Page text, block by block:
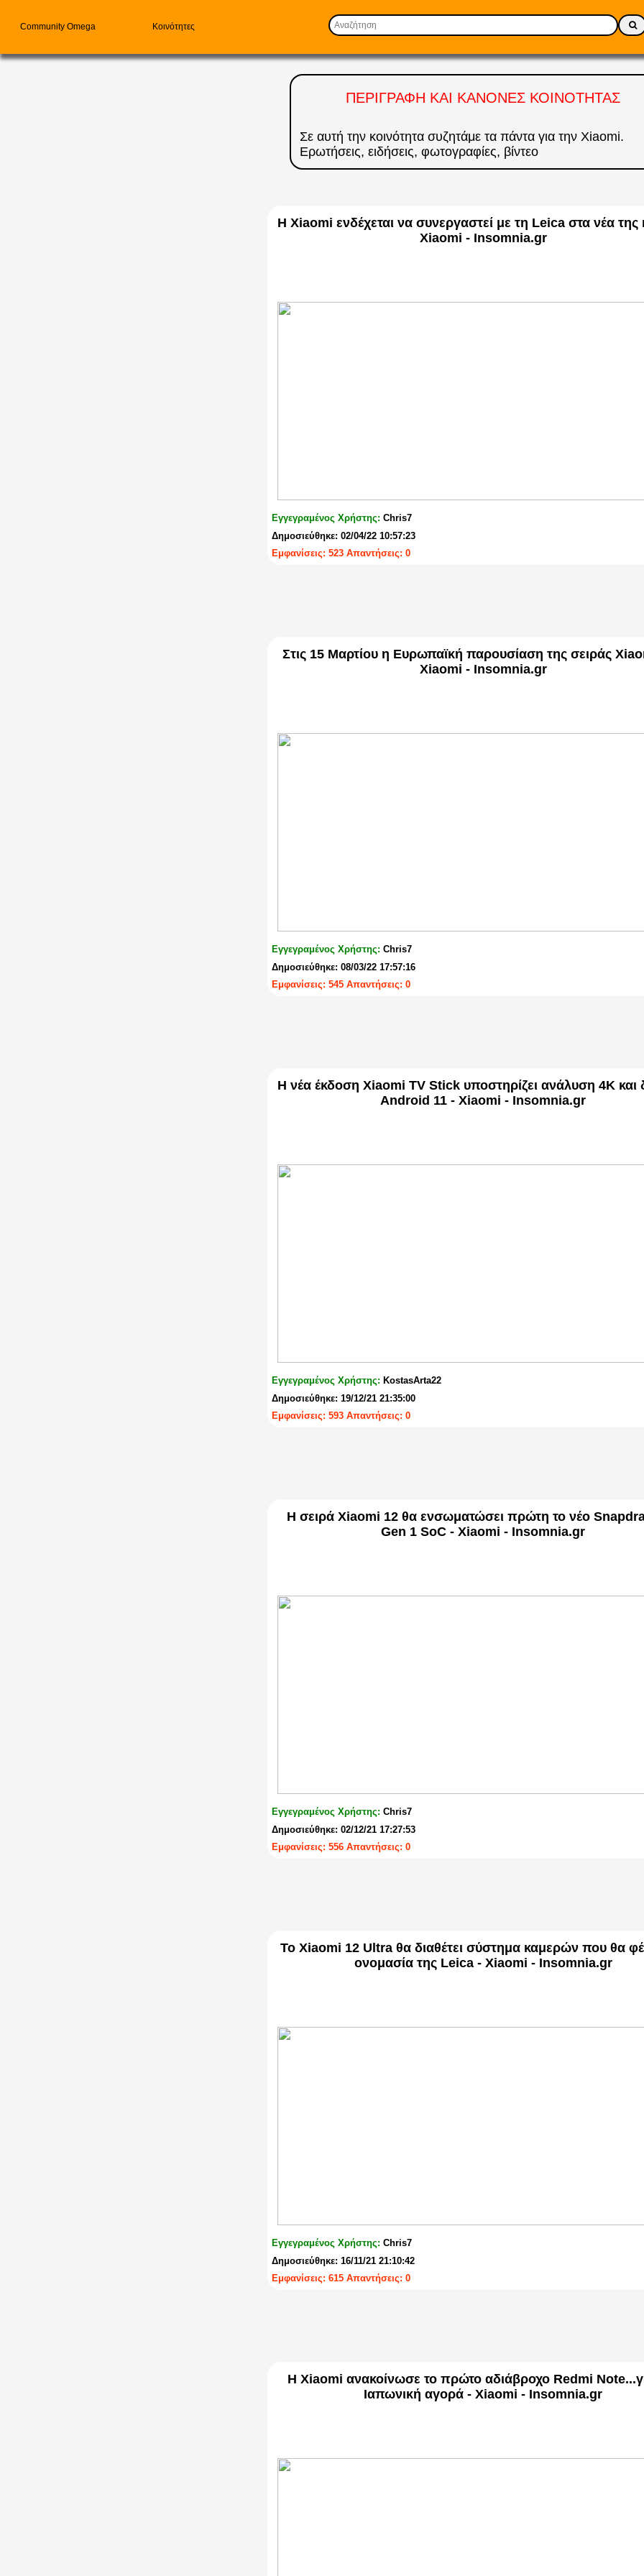
Community Omega Κοινότητες
ΠΕΡΙΓΡΑΦΗ ΚΑΙ ΚΑΝΟΝΕΣ ΚΟΙΝΟΤΗΤΑΣ
Σε αυτή την κοινότητα συζητάμε τα πάντα για την Xiaomi.
Ερωτήσεις, ειδήσεις, φωτογραφίες, βίντεο
H Xiaomi ενδέχεται να συνεργαστεί με τη Leica στα νέα της
Xiaomi - Insomnia.gr
Εγγεγραμένος Χρήστης: Chris7
Δημοσιεύθηκε: 02/04/22 10:57:23
Εμφανίσεις: 523 Απαντήσεις: 0
Στις 15 Μαρτίου η Ευρωπαϊκή παρουσίαση της σειράς
Xiaomi - Insomnia.gr
Εγγεγραμένος Χρήστης: Chris7
Δημοσιεύθηκε: 08/03/22 17:57:16
Εμφανίσεις: 545 Απαντήσεις: 0
Η νέα έκδοση Xiaomi TV Stick υποστηρίζει ανάλυση 4K και
Android 11 - Xiaomi - Insomnia.gr
Εγγεγραμένος Χρήστης: KostasArta22
Δημοσιεύθηκε: 19/12/21 21:35:00
Εμφανίσεις: 593 Απαντήσεις: 0
Η σειρά Xiaomi 12 θα ενσωματώσει πρώτη το νέο
Gen 1 SoC - Xiaomi - Insomnia.gr
Εγγεγραμένος Χρήστης: Chris7
Δημοσιεύθηκε: 02/12/21 17:27:53
Εμφανίσεις: 556 Απαντήσεις: 0
Το Xiaomi 12 Ultra θα διαθέτει σύστημα καμερών που θα
ονομασία της Leica - Xiaomi - Insomnia.gr
Εγγεγραμένος Χρήστης: Chris7
Δημοσιεύθηκε: 16/11/21 21:10:42
Εμφανίσεις: 615 Απαντήσεις: 0
Η Xiaomi ανακοίνωσε το πρώτο αδιάβροχο Redmi
Ιαπωνική αγορά - Xiaomi - Insomnia.gr